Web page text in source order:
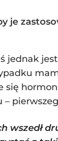
je
jednak
się
wszedł